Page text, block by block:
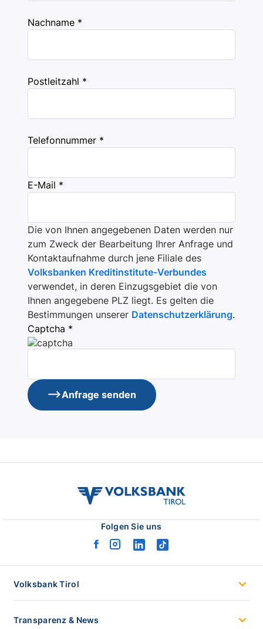
Nachname *
Postleitzahl *
Telefonnummer *
E-Mail *
Die von Ihnen angegebenen Daten werden nur
zum Zweck der Bearbeitung Ihrer Anfrage und
Kontaktaufnahme durch jene Filiale des
Volksbanken Kreditinstitute-Verbundes
verwendet, in deren Einzugsgebiet die von
Ihnen angegebene PLZ liegt. Es gelten die
Bestimmungen unserer Datenschutzerklärung.
Captcha *
Anfrage senden
volksbank
Folgen Sie uns
facebook
instagram
linkedintiktok
Volksbank Tirol
Transparenz & News